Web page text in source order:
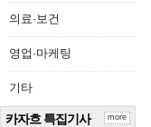
의료·보건
영업·마케팅
기타
카자흐 특집기사 more